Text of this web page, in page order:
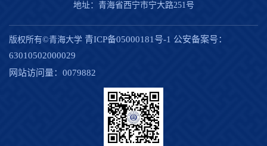
地址：青海省西宁市宁大路251号
版权所有©青海大学 青ICP备05000181号-1 公安备案号：
63010502000029
网站访问量： 0079882